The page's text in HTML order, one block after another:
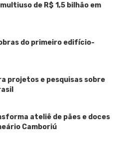
de R$ 1,5 bilhão em
do primeiro edifício-
projetos e pesquisas sobre
ateliê de pães e doces
Camboriú